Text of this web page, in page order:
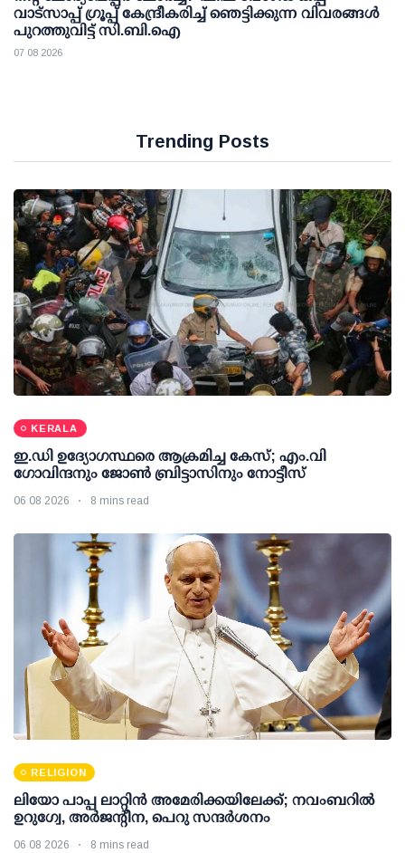
വാട്സാപ്പ് ഗ്രൂപ്പ് കേന്ദ്രീകരിച്ച് ഞെട്ടിക്കുന്ന വിവരങ്ങള്‍
പുറത്തുവിട്ട് സി.ബി.ഐ
07 08 2026
Trending Posts
KERALA
ഇ.ഡി ഉദ്യോഗസ്ഥരെ ആക്രമിച്ച കേസ്; എം.വി
ഗോവിന്ദനും ജോണ്‍ ബ്രിട്ടാസിനും നോട്ടീസ്
06 08 2026 8 mins read
RELIGION
ലിയോ പാപ്പ ലാറ്റിൻ അമേരിക്കയിലേക്ക്; നവംബറിൽ
ഉറുഗ്വേ, അർജന്റീന, പെറു സന്ദർശനം
06 08 2026 8 mins read